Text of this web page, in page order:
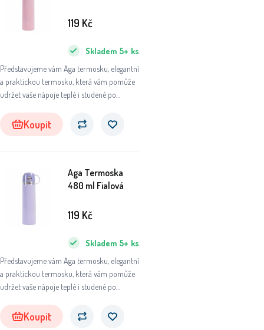
Představujeme vám Aga termosku, elegantní
a praktickou termosku, která vám pomůže
udržet vaše nápoje teplé i studené po
přírody, do práce nebo na sportovní aktivity,
tato termoska se stane vaším
Skladem 5+ ks
119 Kč
Koupit
Aga Termoska
480 ml Fialová
Představujeme vám Aga termosku, elegantní
a praktickou termosku, která vám pomůže
udržet vaše nápoje teplé i studené po
přírody, do práce nebo na sportovní aktivity,
tato termoska se stane vaším
Skladem 5+ ks
119 Kč
Koupit